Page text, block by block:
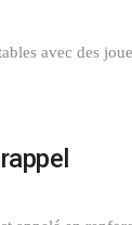
avec des